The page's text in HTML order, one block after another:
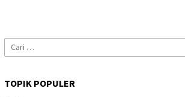
Cari
untuk:
TOPIK POPULER